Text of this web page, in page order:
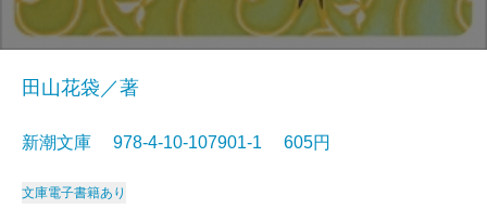
田山花袋／著
新潮文庫 978-4-10-107901-1 605円
文庫電子書籍あり